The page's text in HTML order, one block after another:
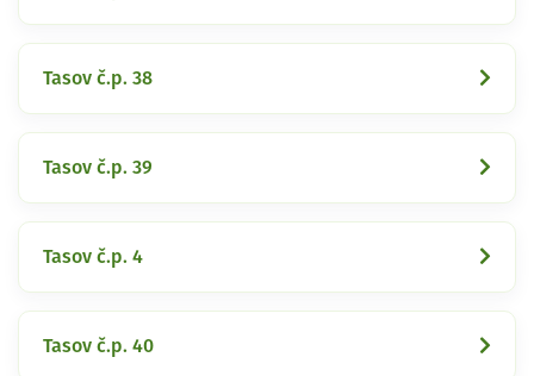
Tasov č.p. 38
Tasov č.p. 39
Tasov č.p. 4
Tasov č.p. 40